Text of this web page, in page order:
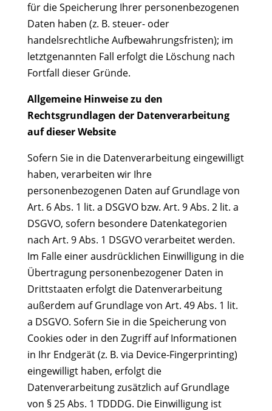
für die Speicherung Ihrer personenbezogenen
Daten haben (z. B. steuer- oder
handelsrechtliche Aufbewahrungsfristen); im
letztgenannten Fall erfolgt die Löschung nach
Fortfall dieser Gründe.
Allgemeine Hinweise zu den
Rechtsgrundlagen der Datenverarbeitung
auf dieser Website
Sofern Sie in die Datenverarbeitung eingewilligt
haben, verarbeiten wir Ihre
personenbezogenen Daten auf Grundlage von
Art. 6 Abs. 1 lit. a DSGVO bzw. Art. 9 Abs. 2 lit. a
DSGVO, sofern besondere Datenkategorien
nach Art. 9 Abs. 1 DSGVO verarbeitet werden.
Im Falle einer ausdrücklichen Einwilligung in die
Übertragung personenbezogener Daten in
Drittstaaten erfolgt die Datenverarbeitung
außerdem auf Grundlage von Art. 49 Abs. 1 lit.
a DSGVO. Sofern Sie in die Speicherung von
Cookies oder in den Zugriff auf Informationen
in Ihr Endgerät (z. B. via Device-Fingerprinting)
eingewilligt haben, erfolgt die
Datenverarbeitung zusätzlich auf Grundlage
von § 25 Abs. 1 TDDDG. Die Einwilligung ist